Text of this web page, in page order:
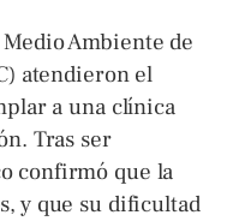
Ambiente de
atendieron el
a una clínica
Tras ser
confirmó que la
y que su dificultad